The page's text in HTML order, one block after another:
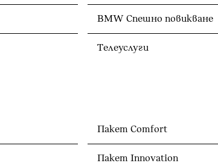
BMW Спешно повикване
Телеуслуги
Пакет Comfort
Пакет Innovation